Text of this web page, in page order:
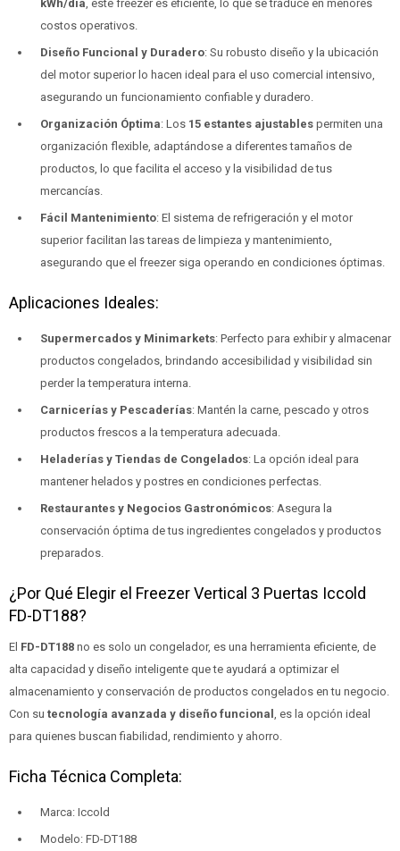
kWh/día , este freezer es eficiente, lo que se traduce en menores
costos operativos.
Diseño Funcional y Duradero: Su robusto diseño y la ubicación
del motor superior lo hacen ideal para el uso comercial intensivo,
asegurando un funcionamiento confiable y duradero.
Organización Óptima: Los 15 estantes ajustables permiten una
organización flexible, adaptándose a diferentes tamaños de
productos, lo que facilita el acceso y la visibilidad de tus
mercancías.
Fácil Mantenimiento: El sistema de refrigeración y el motor
superior facilitan las tareas de limpieza y mantenimiento,
asegurando que el freezer siga operando en condiciones óptimas.
Aplicaciones Ideales:
Supermercados y Minimarkets: Perfecto para exhibir y almacenar
productos congelados, brindando accesibilidad y visibilidad sin
perder la temperatura interna.
Carnicerías y Pescaderías: Mantén la carne, pescado y otros
productos frescos a la temperatura adecuada.
Heladerías y Tiendas de Congelados: La opción ideal para
mantener helados y postres en condiciones perfectas.
Restaurantes y Negocios Gastronómicos: Asegura la
conservación óptima de tus ingredientes congelados y productos
preparados.
¿Por Qué Elegir el Freezer Vertical 3 Puertas Iccold
FD-DT188?
El FD-DT188 no es solo un congelador, es una herramienta eficiente, de
alta capacidad y diseño inteligente que te ayudará a optimizar el
almacenamiento y conservación de productos congelados en tu negocio.
Con su tecnología avanzada y diseño funcional , es la opción ideal
para quienes buscan fiabilidad, rendimiento y ahorro.
Ficha Técnica Completa:
Marca: Iccold
Modelo: FD-DT188